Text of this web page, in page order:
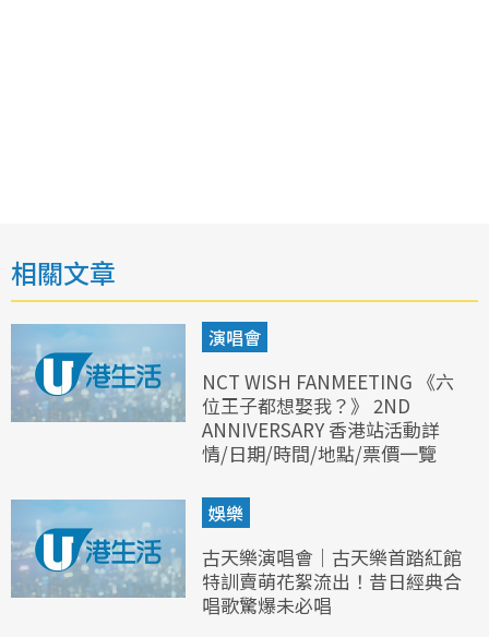
相關文章
演唱會
NCT WISH FANMEETING 《六
位王子都想娶我？》 2ND
ANNIVERSARY 香港站活動詳
情/日期/時間/地點/票價一覽
娛樂
古天樂演唱會｜古天樂首踏紅館
特訓賣萌花絮流出！昔日經典合
唱歌驚爆未必唱